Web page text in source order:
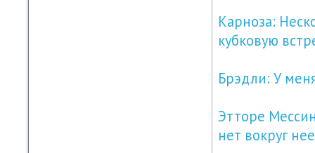
Карноза:
кубковую
Брэдли: У
Этторе
нет вокруг нее